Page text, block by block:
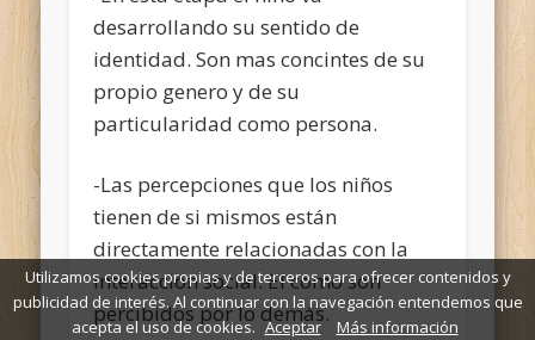
desarrollando su sentido de
identidad. Son mas concintes de su
propio genero y de su
particularidad como persona.
-Las percepciones que los niños
tienen de si mismos están
directamente relacionadas con la
interaccion social. El como son
percibidos por lo demás.
Utilizamos cookies propias y de terceros para ofrecer contenidos y
publicidad de interés. Al continuar con la navegación entendemos que
acepta el uso de cookies. Aceptar Más información